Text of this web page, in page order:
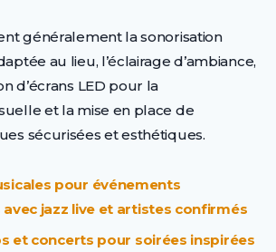
généralement la sonorisation
au lieu, l’éclairage d’ambiance,
d’écrans LED pour la
et la mise en place de
sécurisées et esthétiques.
pour événements
jazz live et artistes confirmés
et concerts pour soirées inspirées